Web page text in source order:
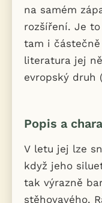
na samém
rozšíření. Je
tam i
literatura jej
evropský druh
Popis a
V letu jej lze
když jeho
tak výrazně
stěhovavého.